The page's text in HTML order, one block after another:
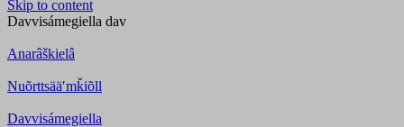
Skip to content
Davvisámegiella dav
Anarâškielâ
Nuõrttsääʹmǩiõll
Davvisámegiella